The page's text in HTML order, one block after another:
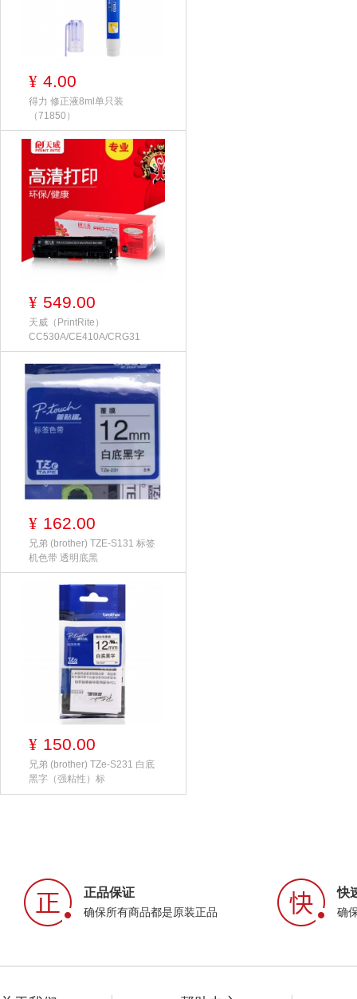
¥ 4.00
得力 修正液8ml单只装
（71850）
¥ 549.00
天威（PrintRite）
CC530A/CE410A/CRG31
¥ 162.00
兄弟 (brother) TZE-S131 标签
机色带 透明底黑
¥ 150.00
兄弟 (brother) TZe-S231 白底
黑字（强粘性）标
正品保证
确保所有商品都是原装正品
快
确